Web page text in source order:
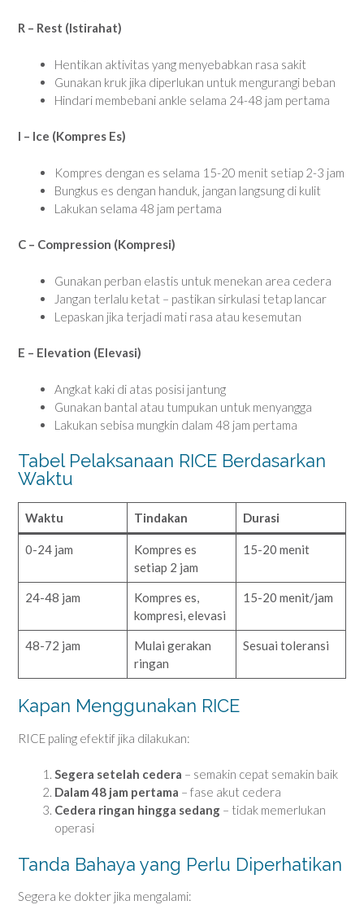
R – Rest (Istirahat)
Hentikan aktivitas yang menyebabkan rasa sakit
Gunakan kruk jika diperlukan untuk mengurangi beban
Hindari membebani ankle selama 24-48 jam pertama
I – Ice (Kompres Es)
Kompres dengan es selama 15-20 menit setiap 2-3 jam
Bungkus es dengan handuk, jangan langsung di kulit
Lakukan selama 48 jam pertama
C – Compression (Kompresi)
Gunakan perban elastis untuk menekan area cedera
Jangan terlalu ketat – pastikan sirkulasi tetap lancar
Lepaskan jika terjadi mati rasa atau kesemutan
E – Elevation (Elevasi)
Angkat kaki di atas posisi jantung
Gunakan bantal atau tumpukan untuk menyangga
Lakukan sebisa mungkin dalam 48 jam pertama
Tabel Pelaksanaan RICE Berdasarkan
Waktu
Waktu Tindakan Durasi
0-24 jam
Kompres es
setiap 2 jam
15-20 menit
24-48 jam
Kompres es,
kompresi, elevasi
15-20 menit/jam
48-72 jam
Mulai gerakan
ringan
Sesuai toleransi
Kapan Menggunakan RICE
RICE paling efektif jika dilakukan:
Segera setelah cedera – semakin cepat semakin baik
Dalam 48 jam pertama – fase akut cedera
Cedera ringan hingga sedang – tidak memerlukan
operasi
Tanda Bahaya yang Perlu Diperhatikan
Segera ke dokter jika mengalami: